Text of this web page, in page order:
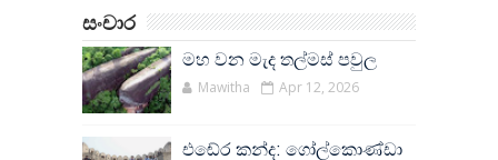
සංචාර
මහ වන මැද තල්මස් පවුල
Mawitha Apr 12, 2026
එඬේර කන්ද: ගෝල්කොණ්ඩා